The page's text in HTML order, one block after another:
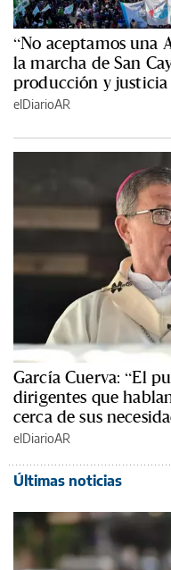
“No aceptamos una
la marcha de San
producción y justicia
elDiarioAR
García Cuerva: “El
dirigentes que
cerca de sus
elDiarioAR
Últimas noticias